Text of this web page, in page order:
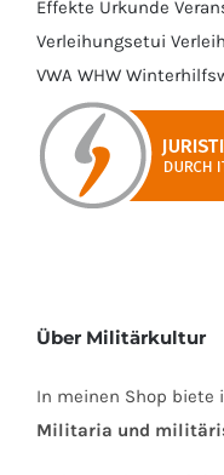
Effekte Urkunde
Verleihungsetui
VWA WHW
Über Militärkultur
In meinen Shop biete
Militaria und